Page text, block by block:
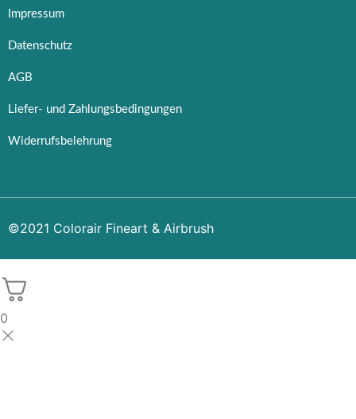
Impressum
Datenschutz
AGB
Liefer- und Zahlungsbedingungen
Widerrufsbelehrung
©2021 Colorair Fineart & Airbrush
0